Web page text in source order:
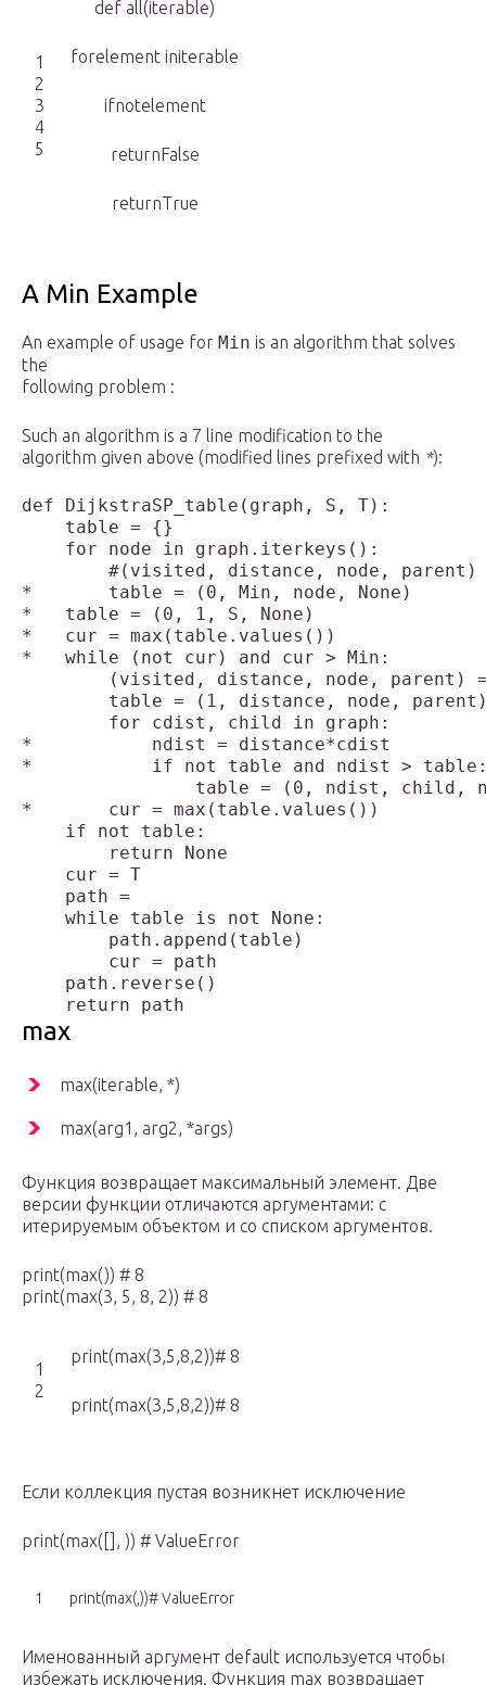
1
2
3
4
5
def all(iterable)
forelement initerable
ifnotelement
returnFalse
returnTrue
A Min Example
An example of usage for Min is an algorithm that solves
the
following problem :
Such an algorithm is a 7 line modification to the
algorithm given above (modified lines prefixed with *):
def DijkstraSP_table(graph, S, T):
table = {}
    for node in graph.iterkeys():
        #(visited, distance, node, parent)
*       table = (0, Min, node, None)
*   table = (0, 1, S, None)
*   cur = max(table.values())
*   while (not cur) and cur > Min:
(visited, distance, node, parent)
table = (1, distance, node,
for cdist, child in graph:
*           ndist = distance*cdist
*           if not table and ndist >
table = (0, ndist, child,
*       cur = max(table.values())
    if not table:
        return None
cur = T
path =
while table is not None:
path.append(table)
cur = path
path.reverse()
max
max(iterable, *)
max(arg1, arg2, *args)
Функция возвращает максимальный элемент. Две
версии функции отличаются аргументами: с
итерируемым объектом и со списком аргументов.
print(max()) # 8
print(max(3, 5, 8, 2)) # 8
1
2
print(max(3,5,8,2))# 8
print(max(3,5,8,2))# 8
Если коллекция пустая возникнет исключение
print(max([], )) # ValueError
1 print(max(,))# ValueError
Именованный аргумент default используется чтобы
избежать исключения. Функция max возвращает